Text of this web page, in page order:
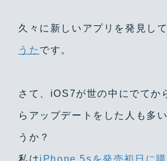
久々に新しいアプリを発見し
うた です。
さて、iOS7が世の中にでてか
らアップデートをした人も多
うか？
私はiPhone 5sを発売初日に購